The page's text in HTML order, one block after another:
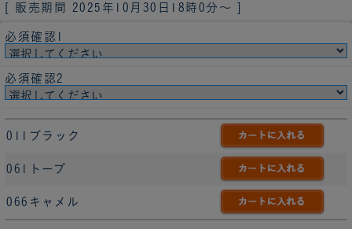
[ 販売期間 2025年10月30日18時0分 ～ ]
必須確認1
必須確認2
011ブラック
061トープ
066キャメル